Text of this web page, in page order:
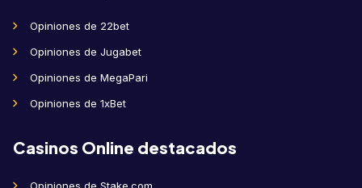
Opiniones de 22bet
Opiniones de Jugabet
Opiniones de MegaPari
Opiniones de 1xBet
Casinos Online destacados